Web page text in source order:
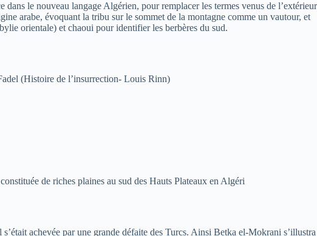
le nouveau langage Algérien, pour remplacer les termes venus de l’extérieur
arabe, évoquant la tribu sur le sommet de la montagne comme un vautour, et
orientale) et chaoui pour identifier les berbères du sud.
(Histoire de l’insurrection- Louis Rinn)
de riches plaines au sud des Hauts Plateaux en Algéri
achevée par une grande défaite des Turcs. Ainsi Betka el-Mokrani s’illustra